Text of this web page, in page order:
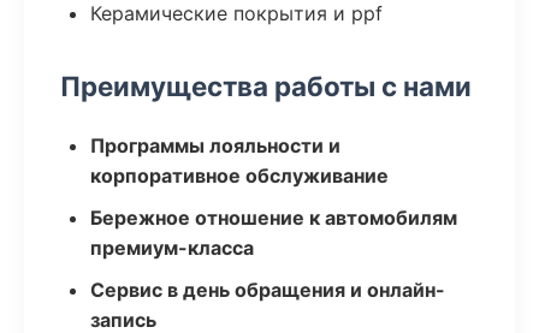
Керамические покрытия и ppf
Преимущества работы с нами
Программы лояльности и
корпоративное обслуживание
Бережное отношение к автомобилям
премиум-класса
Сервис в день обращения и онлайн-
запись